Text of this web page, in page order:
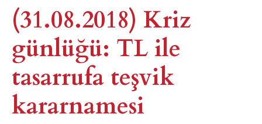
(31.08.2018) Kriz
günlüğü: TL ile
tasarrufa teşvik
kararnamesi